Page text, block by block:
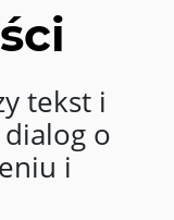
tekst i
o
i